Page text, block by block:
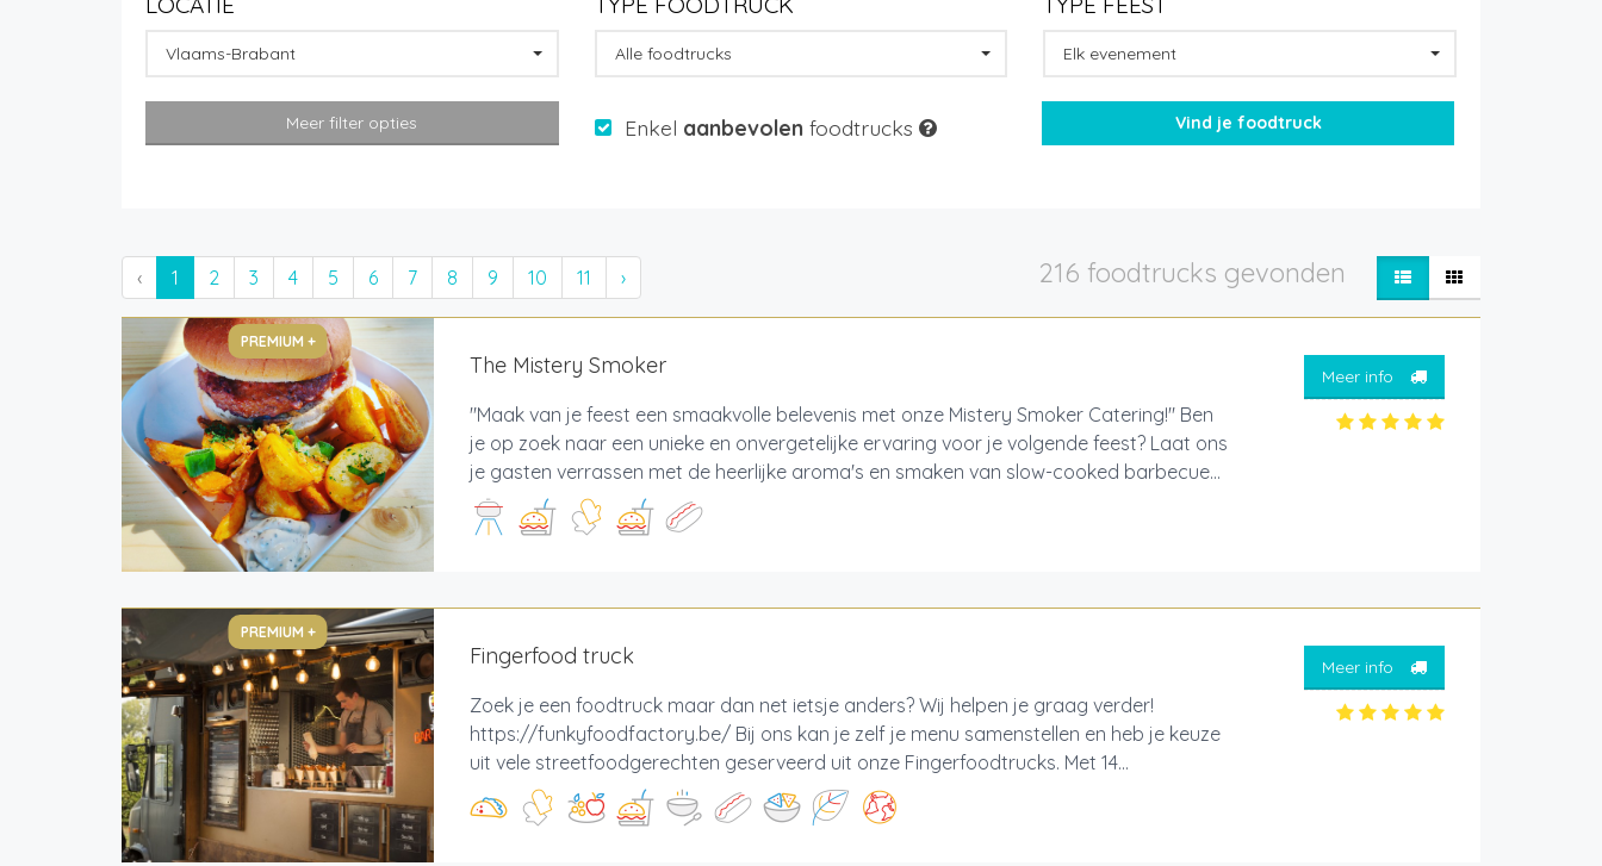
Vlaams-Brabant Alle foodtrucks Elk evenement
Meer filter opties Enkel aanbevolen foodtrucks
‹ 1 2 3 4 5 6 7 8 9 10 11 › 216 foodtrucks gevonden
PREMIUM +
The Mistery Smoker
"Maak van je feest een smaakvolle belevenis met onze Mistery Smoker Catering!" Ben
je op zoek naar een unieke en onvergetelijke ervaring voor je volgende feest? Laat ons
je gasten verrassen met de heerlijke aroma's en smaken van slow-cooked barbecue...
Meer info
PREMIUM +
Fingerfood truck
Zoek je een foodtruck maar dan net ietsje anders? Wij helpen je graag verder!
https://funkyfoodfactory.be/ Bij ons kan je zelf je menu samenstellen en heb je keuze
uit vele streetfoodgerechten geserveerd uit onze Fingerfoodtrucks. Met 14...
Meer info